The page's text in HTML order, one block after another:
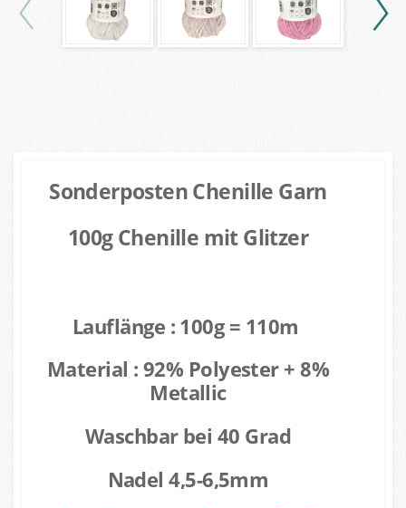
Sonderposten Chenille Garn
100g Chenille mit Glitzer
Lauflänge : 100g = 110m
Material : 92% Polyester + 8%
Metallic
Waschbar bei 40 Grad
Nadel 4,5-6,5mm